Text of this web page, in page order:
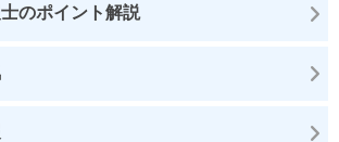
のポイント解説